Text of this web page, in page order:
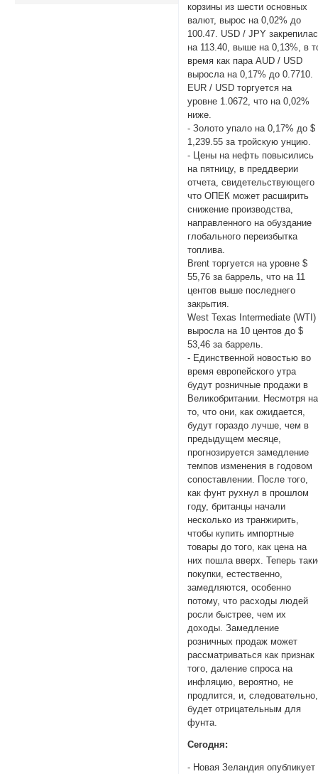
корзины из шести основных
валют, вырос на 0,02% до
100.47. USD / JPY
на 113.40, выше на 0,13%, в
время как пара AUD / USD
выросла на 0,17% до 0.7710.
EUR / USD торгуется на
уровне 1.0672, что на 0,02%
ниже.
- Золото упало на 0,17% до $
1,239.55 за тройскую унцию.
- Цены на нефть повысились
на пятницу, в преддверии
отчета, свидетельствующего
что ОПЕК может расширить
снижение производства,
направленного на обуздание
глобального переизбытка
топлива.
Brent торгуется на уровне $
55,76 за баррель, что на 11
центов выше последнего
закрытия.
West Texas Intermediate (WTI)
выросла на 10 центов до $
53,46 за баррель.
- Единственной новостью во
время европейского утра
будут розничные продажи в
Великобритании. Несмотря на
то, что они, как ожидается,
будут гораздо лучше, чем в
предыдущем месяце,
прогнозируется замедление
темпов изменения в годовом
сопоставлении. После того,
как фунт рухнул в прошлом
году, британцы начали
несколько из транжирить,
чтобы купить импортные
товары до того, как цена на
них пошла вверх. Теперь
покупки, естественно,
замедляются, особенно
потому, что расходы людей
росли быстрее, чем их
доходы. Замедление
розничных продаж может
рассматриваться как признак
того, даление спроса на
инфляцию, вероятно, не
продлится, и, следовательно,
будет отрицательным для
фунта.
Cегодня:
- Новая Зеландия опубликует